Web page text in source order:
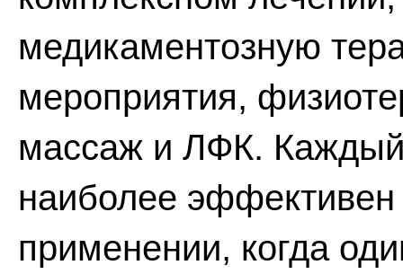
медикаментозную
мероприятия,
массаж и ЛФК.
наиболее
применении, когда